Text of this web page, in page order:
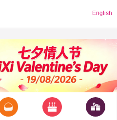
English